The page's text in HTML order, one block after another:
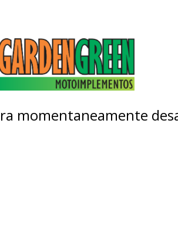
momentaneamente